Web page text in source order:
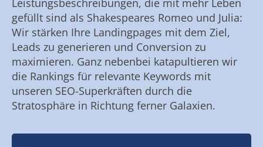
Leistungsbeschreibungen, die mit mehr Leben
gefüllt sind als Shakespeares Romeo und Julia:
Wir stärken Ihre Landingpages mit dem Ziel,
Leads zu generieren und Conversion zu
maximieren. Ganz nebenbei katapultieren wir
die Rankings für relevante Keywords mit
unseren SEO-Superkräften durch die
Stratosphäre in Richtung ferner Galaxien.